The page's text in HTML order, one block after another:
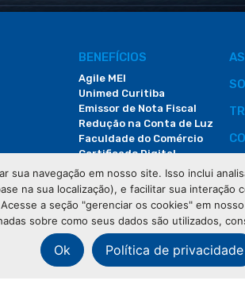
BENEFÍCIOS
Agile MEI
Unimed Curitiba
Emissor de Nota Fiscal
Redução na Conta de Luz
Faculdade do Comércio
Certificado Digital
sua navegação em nosso site. Isso inclui
na sua localização), e facilitar sua interação
a seção "gerenciar os cookies" em
sobre como seus dados são utilizados,
Ok Política de privacidade